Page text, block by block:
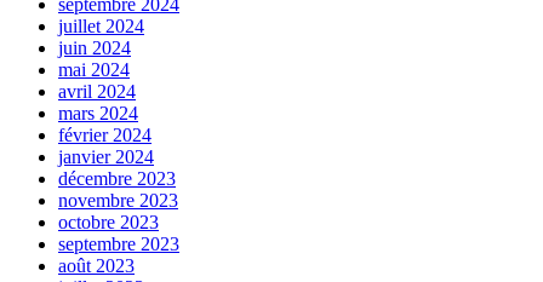
septembre 2024
juillet 2024
juin 2024
mai 2024
avril 2024
mars 2024
février 2024
janvier 2024
décembre 2023
novembre 2023
octobre 2023
septembre 2023
août 2023